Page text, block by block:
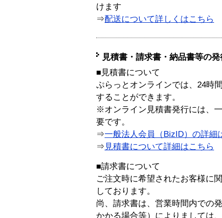
けます
⇒配送について詳しくはこちら
見積書・請求書・納品書等の
■見積書について
ぷらっとオンラインでは、24時
することができます。
※オンライン見積書発行には、
要です。
⇒一般法人会員（BizID）の詳細
⇒ 見積書について詳細はこちら
■請求書について
ご注文時に希望されたお客様に
しております。
尚、請求書は、営業時間内での
かかる場合等）によりましては